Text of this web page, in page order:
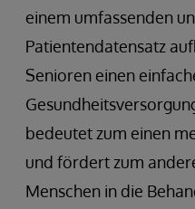
einem umfassenden
Patientendatensatz
Senioren einen
bedeutet zum einen
und fördert zum
Menschen in die